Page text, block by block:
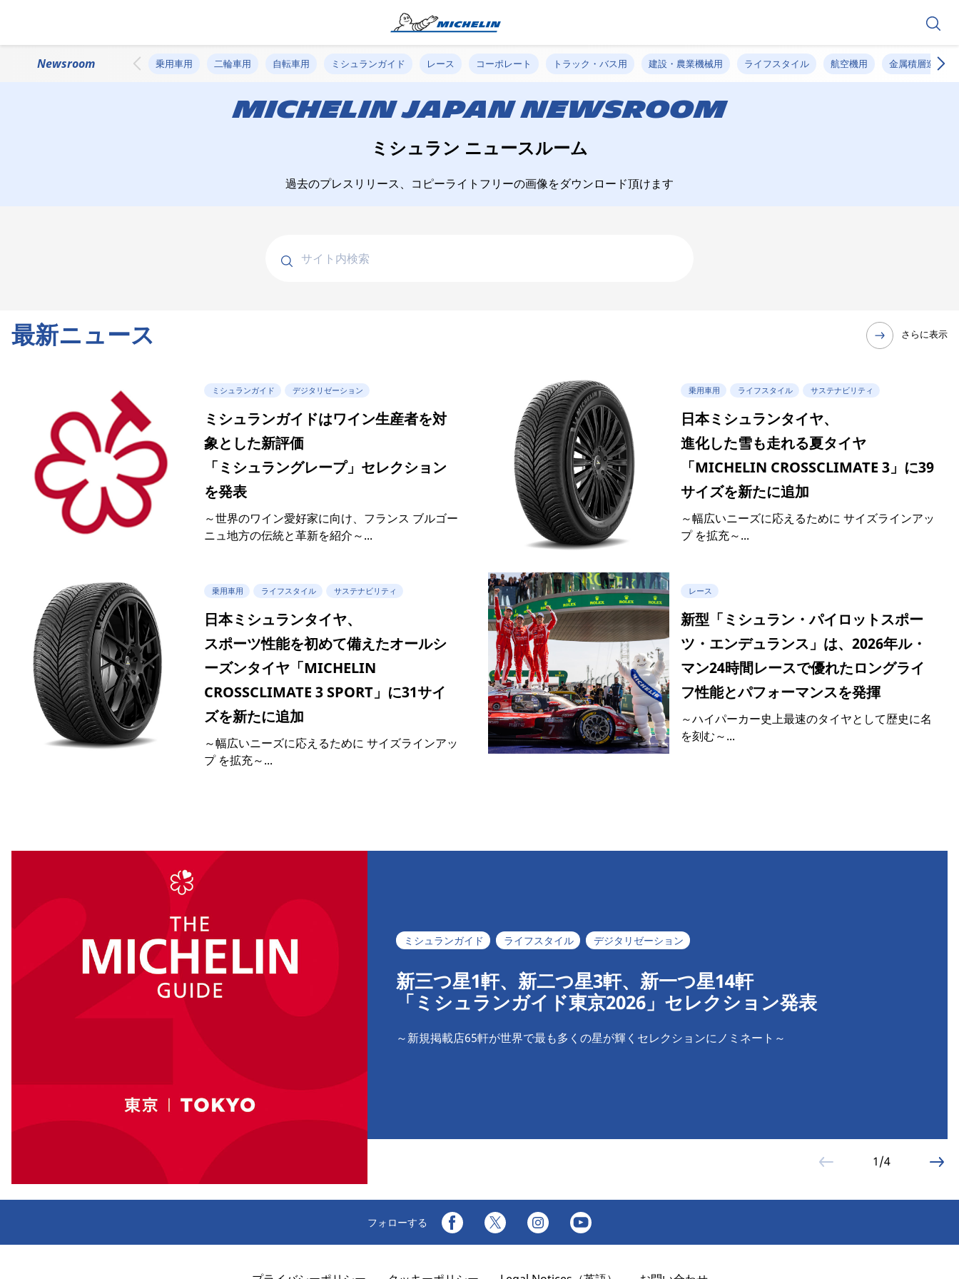
Newsroom 乗用車用 二輪車用 自転車用 ミシュランガイド レース コーポレート トラック・バス用 建設・農業機械用 ライフスタイル 航空機用 金属積層造形
MICHELIN JAPAN NEWSROOM
ミシュラン ニュースルーム
過去のプレスリリース、コピーライトフリーの画像をダウンロード頂けます
最新ニュース さらに表示
ミシュランガイド デジタリゼーション
ミシュランガイドはワイン生産者を対
象とした新評価
「ミシュラングレープ」セレクション
を発表
～世界のワイン愛好家に向け、フランス ブルゴー
ニュ地方の伝統と革新を紹介～...
乗用車用 ライフスタイル サステナビリティ
日本ミシュランタイヤ、
進化した雪も走れる夏タイヤ
「MICHELIN CROSSCLIMATE 3」に39
サイズを新たに追加
～幅広いニーズに応えるために サイズラインアッ
プ を拡充～...
乗用車用 ライフスタイル サステナビリティ
日本ミシュランタイヤ、
スポーツ性能を初めて備えたオールシ
ーズンタイヤ「MICHELIN
CROSSCLIMATE 3 SPORT」に31サイ
ズを新たに追加
～幅広いニーズに応えるために サイズラインアッ
プ を拡充～...
レース
新型「ミシュラン・パイロットスポー
ツ・エンデュランス」は、2026年ル・
マン24時間レースで優れたロングライ
フ性能とパフォーマンスを発揮
～ハイパーカー史上最速のタイヤとして歴史に名
を刻む～...
ミシュランガイド ライフスタイル デジタリゼーション
新三つ星1軒、新二つ星3軒、新一つ星14軒
「ミシュランガイド東京2026」セレクション発表
～新規掲載店65軒が世界で最も多くの星が輝くセレクションにノミネート～
1/4
フォローする